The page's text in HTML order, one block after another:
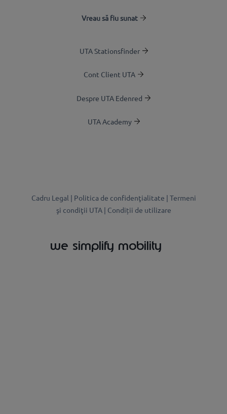
Vreau să fiu sunat
UTA Stationsfinder
Cont Client UTA
Despre UTA Edenred
UTA Academy
Cadru Legal | Politica de confidenţialitate | Termeni
şi condiţii UTA | Condiții de utilizare
we simplify mobility